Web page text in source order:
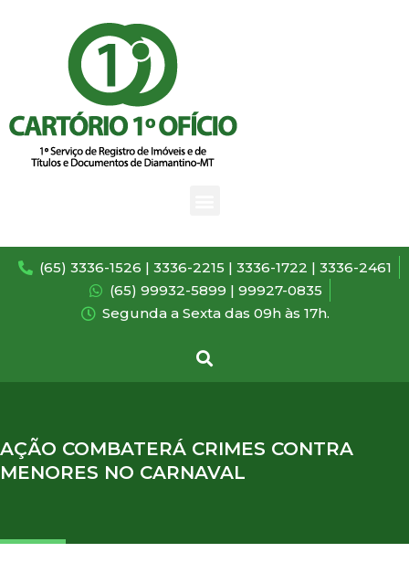
(65) 3336-1526 | 3336-2215 | 3336-1722 | 3336-2461
(65) 99932-5899 | 99927-0835
Segunda a Sexta das 09h às 17h.
AÇÃO COMBATERÁ CRIMES CONTRA
MENORES NO CARNAVAL